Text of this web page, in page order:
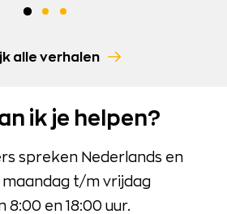
alle verhalen
ik je helpen?
spreken Nederlands en
maandag t/m vrijdag
en 18:00 uur.